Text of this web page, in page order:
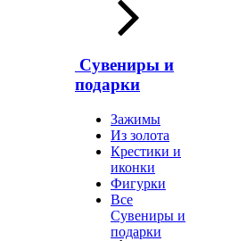
Сувениры и
подарки
Зажимы
Из золота
Крестики и
иконки
Фигурки
Все
Сувениры и
подарки